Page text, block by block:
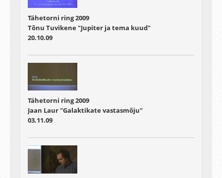
Tähetorni ring 2009
Tõnu Tuvikene "Jupiter ja tema kuud"
20.10.09
Tähetorni ring 2009
Jaan Laur "Galaktikate vastasmõju"
03.11.09